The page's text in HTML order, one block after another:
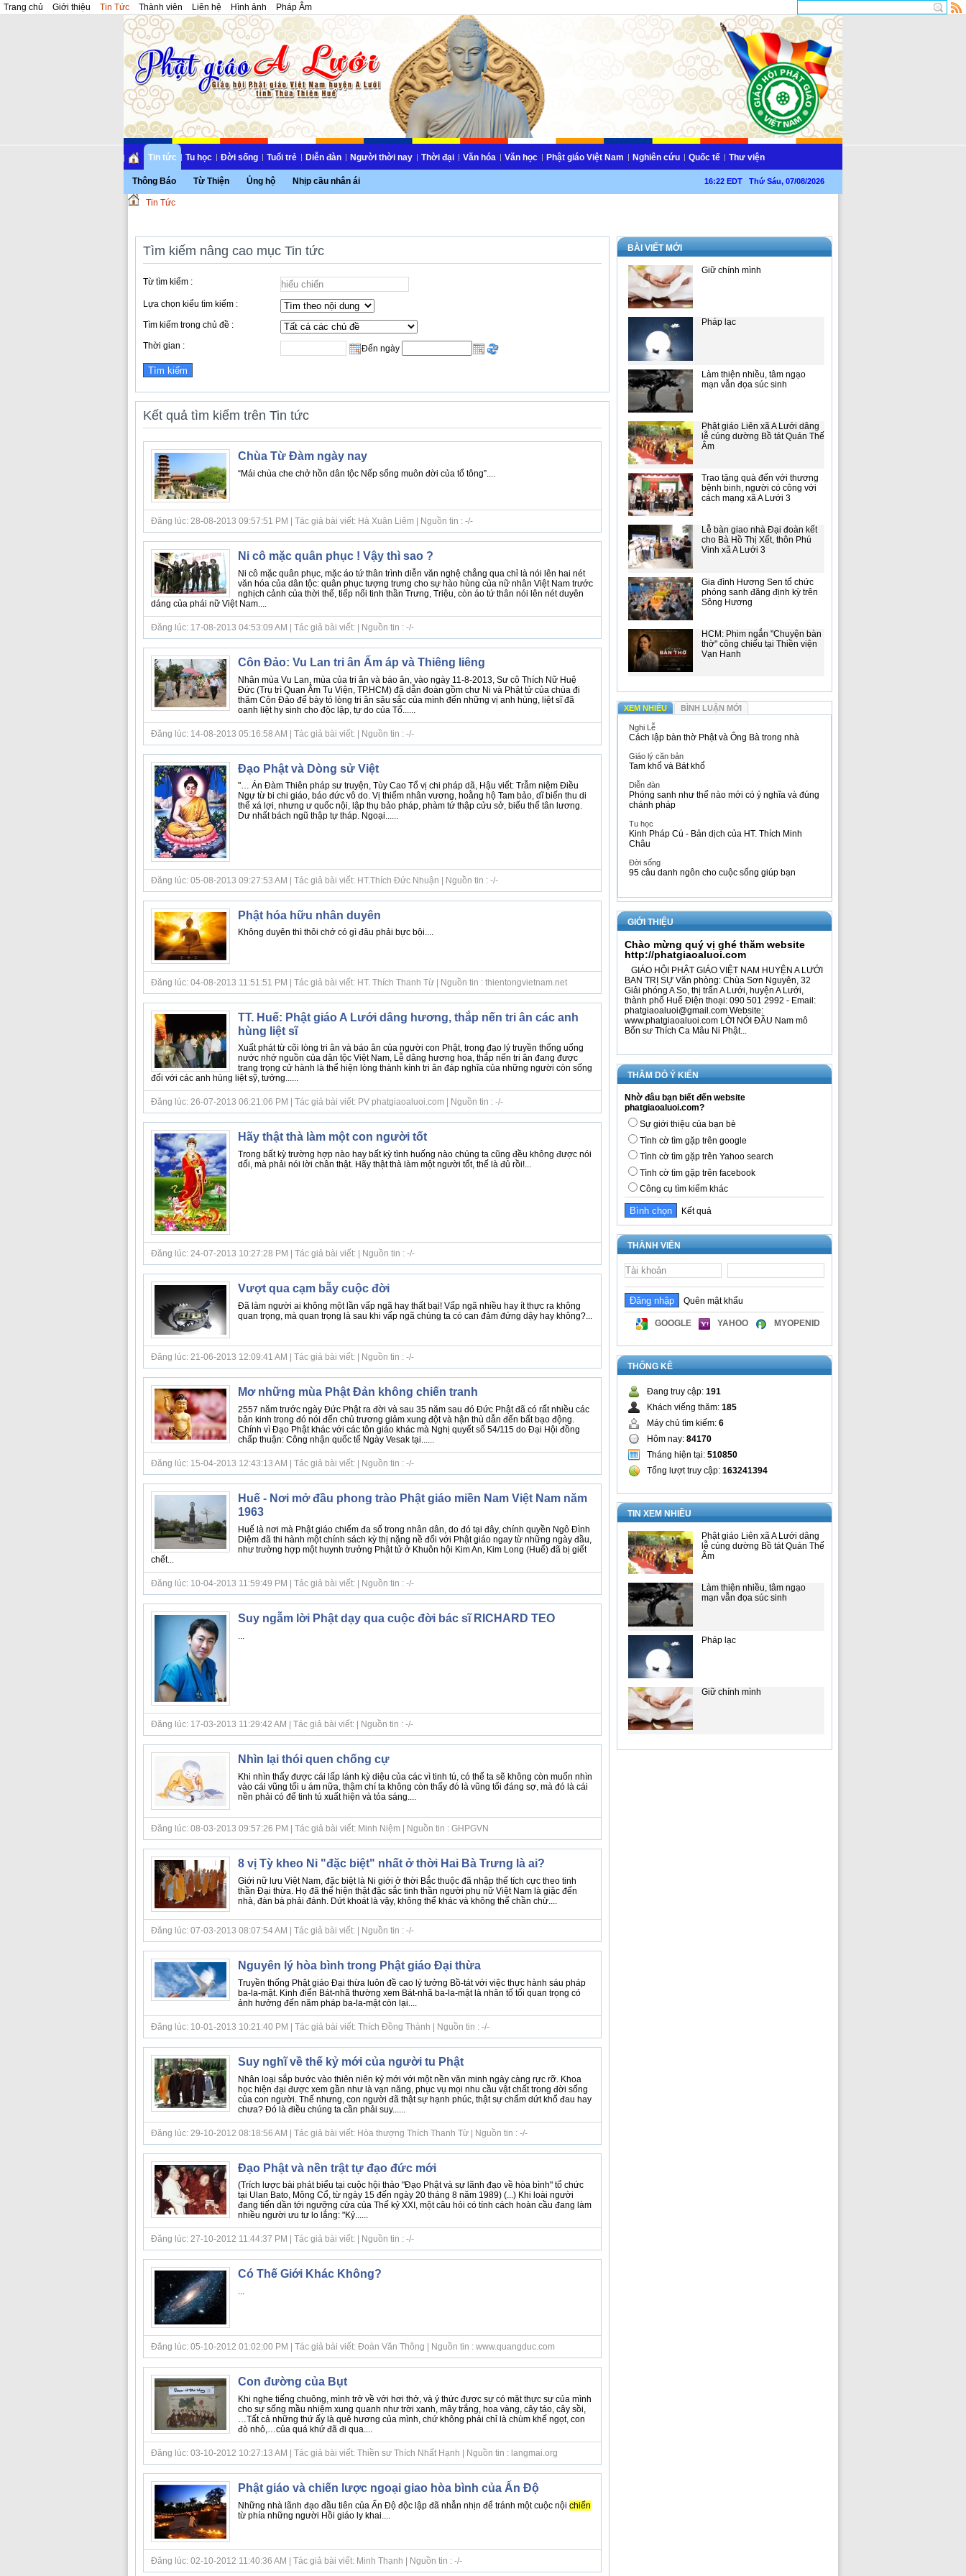
Trang chủ Giới thiệu Tin Tức Thành viên Liên hệ Hình ảnh Pháp Âm
Tin tức
Thông Báo Từ Thiện Ủng hộ Nhịp cầu nhân ái
Tu học Đời sống Tuổi trẻ Diễn đàn Người thời nay Thời đại Văn hóa Văn học Phật giáo Việt Nam Nghiên cứu Quốc tế Thư viện
16:22 EDT Thứ Sáu, 07/08/2026
Tin Tức
Tìm kiếm nâng cao mục Tin tức
Từ tìm kiếm :
Lựa chọn kiểu tìm kiếm :
Tìm kiếm trong chủ đề :
Thời gian : Đến ngày
Kết quả tìm kiếm trên Tin tức
Chùa Từ Đàm ngày nay
“Mái chùa che chở hồn dân tộc Nếp sống muôn đời của tổ tông”....
Đăng lúc: 28-08-2013 09:57:51 PM | Tác giả bài viết: Hà Xuân Liêm | Nguồn tin : -/-
Ni cô mặc quân phục ! Vậy thì sao ?
Ni cô mặc quân phục, mặc áo tứ thân trình diễn văn nghệ chẳng qua chỉ là nói lên hai nét
văn hóa của dân tộc: quân phục tượng trưng cho sự hào hùng của nữ nhân Việt Nam trước
nghịch cảnh của thời thế, tiếp nối tinh thần Trưng, Triệu, còn áo tứ thân nói lên nét duyên
dáng của phái nữ Việt Nam....
Đăng lúc: 17-08-2013 04:53:09 AM | Tác giả bài viết: | Nguồn tin : -/-
Côn Đảo: Vu Lan tri ân Ấm áp và Thiêng liêng
Nhân mùa Vu Lan, mùa của tri ân và báo ân, vào ngày 11-8-2013, Sư cô Thích Nữ Huệ
Đức (Trụ trì Quan Âm Tu Viện, TP.HCM) đã dẫn đoàn gồm chư Ni và Phật tử của chùa đi
thăm Côn Đảo để bày tỏ lòng tri ân sâu sắc của mình đến những vị anh hùng, liệt sĩ đã
oanh liệt hy sinh cho độc lập, tự do của Tổ......
Đăng lúc: 14-08-2013 05:16:58 AM | Tác giả bài viết: | Nguồn tin : -/-
Đạo Phật và Dòng sử Việt
"… Án Đàm Thiên pháp sư truyện, Tùy Cao Tổ vị chi pháp dã, Hậu viết: Trẫm niệm Điều
Ngự từ bi chi giáo, báo đức vô do. Vị thiểm nhân vương, hoằng hộ Tam bảo, dĩ biến thu di
thể xá lợi, nhưng ư quốc nội, lập thụ bảo pháp, phàm tứ thập cửu sở, biểu thế tân lương.
Dư nhất bách ngũ thập tự tháp. Ngoại......
Đăng lúc: 05-08-2013 09:27:53 AM | Tác giả bài viết: HT.Thích Đức Nhuận | Nguồn tin : -/-
Phật hóa hữu nhân duyên
Không duyên thì thôi chớ có gì đâu phải bực bội....
Đăng lúc: 04-08-2013 11:51:51 PM | Tác giả bài viết: HT. Thích Thanh Từ | Nguồn tin : thientongvietnam.net
TT. Huế: Phật giáo A Lưới dâng hương, thắp nến tri ân các anh
hùng liệt sĩ
Xuất phát từ cõi lòng tri ân và báo ân của người con Phật, trong đạo lý truyền thống uống
nước nhớ nguồn của dân tộc Việt Nam, Lễ dâng hương hoa, thắp nến tri ân đang được
trang trọng cử hành là thể hiện lòng thành kính tri ân đáp nghĩa của những người còn sống
đối với các anh hùng liệt sỹ, tưởng......
Đăng lúc: 26-07-2013 06:21:06 PM | Tác giả bài viết: PV phatgiaoaluoi.com | Nguồn tin : -/-
Hãy thật thà làm một con người tốt
Trong bất kỳ trường hợp nào hay bất kỳ tình huống nào chúng ta cũng đều không được nói
dối, mà phải nói lời chân thật. Hãy thật thà làm một người tốt, thế là đủ rồi!...
Đăng lúc: 24-07-2013 10:27:28 PM | Tác giả bài viết: | Nguồn tin : -/-
Vượt qua cạm bẫy cuộc đời
Đã làm người ai không một lần vấp ngã hay thất bại! Vấp ngã nhiều hay ít thực ra không
quan trọng, mà quan trọng là sau khi vấp ngã chúng ta có can đảm đứng dậy hay không?...
Đăng lúc: 21-06-2013 12:09:41 AM | Tác giả bài viết: | Nguồn tin : -/-
Mơ những mùa Phật Đản không chiến tranh
2557 năm trước ngày Đức Phật ra đời và sau 35 năm sau đó Đức Phật đã có rất nhiều các
bản kinh trong đó nói đến chủ trương giảm xung đột và hận thù dẫn đến bất bạo động.
Chính vì Đạo Phật khác với các tôn giáo khác mà Nghị quyết số 54/115 do Đại Hội đồng
chấp thuận: Công nhận quốc tế Ngày Vesak tại......
Đăng lúc: 15-04-2013 12:43:13 AM | Tác giả bài viết: | Nguồn tin : -/-
Huế - Nơi mở đầu phong trào Phật giáo miền Nam Việt Nam năm
1963
Huế là nơi mà Phật giáo chiếm đa số trong nhân dân, do đó tại đây, chính quyền Ngô Đình
Diệm đã thi hành một chính sách kỳ thị nặng nề đối với Phật giáo ngay từ những ngày đầu,
như trường hợp một huynh trưởng Phật tử ở Khuôn hội Kim An, Kim Long (Huế) đã bị giết
chết...
Đăng lúc: 10-04-2013 11:59:49 PM | Tác giả bài viết: | Nguồn tin : -/-
Suy ngẫm lời Phật dạy qua cuộc đời bác sĩ RICHARD TEO
Đăng lúc: 17-03-2013 11:29:42 AM | Tác giả bài viết: | Nguồn tin : -/-
Nhìn lại thói quen chống cự
Khi nhìn thấy được cái lấp lánh kỳ diệu của các vì tinh tú, có thể ta sẽ không còn muốn nhìn
vào cái vũng tối u ám nữa, thậm chí ta không còn thấy đó là vũng tối đáng sợ, mà đó là cái
nền phải có để tinh tú xuất hiện và tỏa sáng....
Đăng lúc: 08-03-2013 09:57:26 PM | Tác giả bài viết: Minh Niệm | Nguồn tin : GHPGVN
8 vị Tỳ kheo Ni "đặc biệt" nhất ở thời Hai Bà Trưng là ai?
Giới nữ lưu Việt Nam, đặc biệt là Ni giới ở thời Bắc thuộc đã nhập thế tích cực theo tinh
thần Đại thừa. Họ đã thể hiện thật đặc sắc tinh thần người phụ nữ Việt Nam là giặc đến
nhà, đàn bà phải đánh. Dứt khoát là vậy, không thể khác và không thể chần chừ....
Đăng lúc: 07-03-2013 08:07:54 AM | Tác giả bài viết: | Nguồn tin : -/-
Nguyên lý hòa bình trong Phật giáo Đại thừa
Truyền thống Phật giáo Đại thừa luôn đề cao lý tưởng Bồ-tát với việc thực hành sáu pháp
ba-la-mật. Kinh điển Bát-nhã thường xem Bát-nhã ba-la-mật là nhân tố tối quan trọng có
ảnh hưởng đến năm pháp ba-la-mật còn lại....
Đăng lúc: 10-01-2013 10:21:40 PM | Tác giả bài viết: Thích Đồng Thành | Nguồn tin : -/-
Suy nghĩ về thế kỷ mới của người tu Phật
Nhân loại sắp bước vào thiên niên kỷ mới với một nền văn minh ngày càng rực rỡ. Khoa
học hiện đại được xem gần như là vạn năng, phục vụ mọi nhu cầu vật chất trong đời sống
của con người. Thế nhưng, con người đã thật sự hạnh phúc, thật sự chấm dứt khổ đau hay
chưa? Ðó là điều chúng ta cần phải suy......
Đăng lúc: 29-10-2012 08:18:56 AM | Tác giả bài viết: Hòa thượng Thích Thanh Từ | Nguồn tin : -/-
Đạo Phật và nền trật tự đạo đức mới
(Trích lược bài phát biểu tại cuộc hội thảo "Đạo Phật và sự lãnh đạo về hòa bình" tổ chức
tại Ulan Bato, Mông Cổ, từ ngày 15 đến ngày 20 tháng 8 năm 1989) (...) Khi loài người
đang tiến dần tới ngưỡng cửa của Thế kỷ XXI, một câu hỏi có tính cách hoàn cầu đang làm
nhiều người ưu tư lo lắng: "Kỷ......
Đăng lúc: 27-10-2012 11:44:37 PM | Tác giả bài viết: | Nguồn tin : -/-
Có Thế Giới Khác Không?
...
Đăng lúc: 05-10-2012 01:02:00 PM | Tác giả bài viết: Đoàn Văn Thông | Nguồn tin : www.quangduc.com
Con đường của Bụt
Khi nghe tiếng chuông, mình trở về với hơi thở, và ý thức được sự có mặt thực sự của mình
cho sự sống mầu nhiệm xung quanh như trời xanh, mây trắng, hoa vàng, cây táo, cây sồi,
…Tất cả những thứ ấy là quê hương của mình, chứ không phải chỉ là chùm khế ngọt, con
đò nhỏ,…của quá khứ đã đi qua....
Đăng lúc: 03-10-2012 10:27:13 AM | Tác giả bài viết: Thiền sư Thích Nhất Hạnh | Nguồn tin : langmai.org
Phật giáo và chiến lược ngoại giao hòa bình của Ấn Độ
Những nhà lãnh đạo đầu tiên của Ấn Độ độc lập đã nhẫn nhịn để tránh một cuộc nội chiến
từ phía những người Hồi giáo ly khai....
Đăng lúc: 02-10-2012 11:40:36 AM | Tác giả bài viết: Minh Thạnh | Nguồn tin : -/-
BÀI VIẾT MỚI
Giữ chính mình
Pháp lạc
Làm thiện nhiều, tâm ngạo
mạn vẫn đọa súc sinh
Phật giáo Liên xã A Lưới dâng
lễ cúng dường Bồ tát Quán Thế
Âm
Trao tặng quà đến với thương
bệnh binh, người có công với
cách mạng xã A Lưới 3
Lễ bàn giao nhà Đại đoàn kết
cho Bà Hồ Thị Xết, thôn Phú
Vinh xã A Lưới 3
Gia đình Hương Sen tổ chức
phóng sanh đăng định kỳ trên
Sông Hương
HCM: Phim ngắn "Chuyện bàn
thờ" công chiếu tại Thiền viện
Vạn Hanh
XEM NHIỀU BÌNH LUẬN MỚI
Nghi Lễ
Cách lập bàn thờ Phật và Ông Bà trong nhà
Giáo lý căn bản
Tam khổ và Bát khổ
Diễn đàn
Phóng sanh như thế nào mới có ý nghĩa và đúng
chánh pháp
Tu học
Kinh Pháp Cú - Bản dịch của HT. Thích Minh
Châu
Đời sống
95 câu danh ngôn cho cuộc sống giúp bạn
GIỚI THIỆU
Chào mừng quý vị ghé thăm website
http://phatgiaoaluoi.com
GIÁO HỘI PHẬT GIÁO VIỆT NAM HUYỆN A LƯỚI
BAN TRỊ SỰ Văn phòng: Chùa Sơn Nguyên, 32
Giải phóng A So, thị trấn A Lưới, huyện A Lưới,
thành phố Huế Điện thoại: 090 501 2992 - Email:
phatgiaoaluoi@gmail.com Website:
www.phatgiaoaluoi.com LỜI NÓI ĐẦU Nam mô
Bổn sư Thích Ca Mâu Ni Phật...
THĂM DÒ Ý KIẾN
Nhờ đâu bạn biết đến website
phatgiaoaluoi.com?
Sự giới thiệu của bạn bè
Tình cờ tìm gặp trên google
Tình cờ tìm gặp trên Yahoo search
Tình cờ tìm gặp trên facebook
Công cụ tìm kiếm khác
Kết quả
THÀNH VIÊN
Quên mật khẩu
GOOGLE YAHOO MYOPENID
THỐNG KÊ
Đang truy cập: 191
Khách viếng thăm: 185
Máy chủ tìm kiếm: 6
Hôm nay: 84170
Tháng hiện tại: 510850
Tổng lượt truy cập: 163241394
TIN XEM NHIỀU
Phật giáo Liên xã A Lưới dâng
lễ cúng dường Bồ tát Quán Thế
Âm
Làm thiện nhiều, tâm ngạo
mạn vẫn đọa súc sinh
Pháp lạc
Giữ chính mình